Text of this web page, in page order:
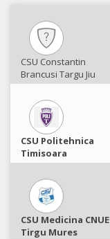
CSU Constantin
Brancusi Targu Jiu
CSU Politehnica
Timisoara
CSU Medicina CNUE
Tirgu Mures